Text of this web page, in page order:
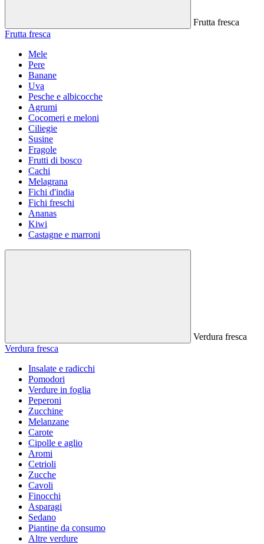
Frutta fresca
Frutta fresca
Mele
Pere
Banane
Uva
Pesche e albicocche
Agrumi
Cocomeri e meloni
Ciliegie
Susine
Fragole
Frutti di bosco
Cachi
Melagrana
Fichi d'india
Fichi freschi
Ananas
Kiwi
Castagne e marroni
Verdura fresca
Verdura fresca
Insalate e radicchi
Pomodori
Verdure in foglia
Peperoni
Zucchine
Melanzane
Carote
Cipolle e aglio
Aromi
Cetrioli
Zucche
Cavoli
Finocchi
Asparagi
Sedano
Piantine da consumo
Altre verdure